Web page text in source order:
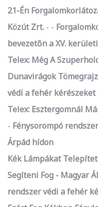
21-Én
Közút Zrt.
-
bevezetőn a XV.
Telex: Még A
Dunavirágok
védi a fehér
Telex: Esztergomnál
- Fénysorompó
Árpád hídon
Kék Lámpákat
Segíteni Fog - Magyar
rendszer védi a fehér